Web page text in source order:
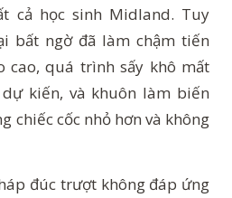
cả học sinh Midland. Tuy
bất ngờ đã làm chậm tiến
cao, quá trình sấy khô mất
kiến, và khuôn làm biến
chiếc cốc nhỏ hơn và không
đúc trượt không đáp ứng